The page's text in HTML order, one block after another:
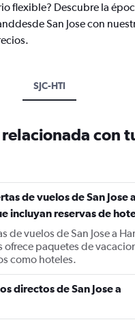
flexible? Descubre la
San Jose con
SJC-HTI
con
de vuelos de San Jose a
incluyan reservas de
de vuelos de San Jose a
paquetes de
como hoteles.
directos de San Jose a